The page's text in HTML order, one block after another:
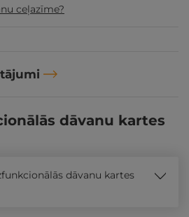
ceļazīme?
dāvanu kartes
dāvanu kartes